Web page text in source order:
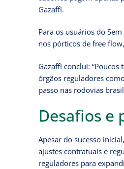
Gazaffi.
Para os usuários do
nos pórticos de free
Gazaffi conclui:
órgãos reguladores
passo nas rodovias
Desafios e
Apesar do sucesso
ajustes contratuais e
reguladores para